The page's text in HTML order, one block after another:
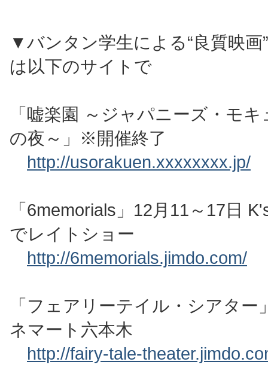
▼バンタン学生による“良質映画
は以下のサイトで
「嘘楽園 ～ジャパニーズ・モ
の夜～」※開催終了
http://usorakuen.xxxxxxxx.jp/
「6memorials」12月11～17日
でレイトショー
http://6memorials.jimdo.com/
「フェアリーテイル・シアター
ネマート六本木
http://fairy-tale-